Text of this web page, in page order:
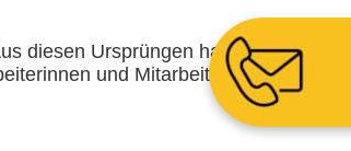
diesen Ursprüngen hat
und Mitarbeitern